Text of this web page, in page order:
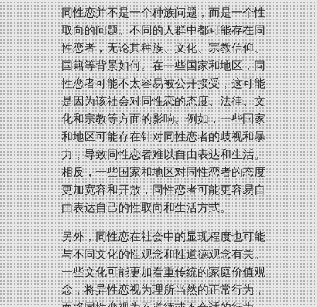
同性恋并不是一个种族问题，而是一个性
取向的问题。不同的人群中都可能存在同
性恋者，无论其种族、文化、宗教信仰、
国籍等背景如何。在一些国家和地区，同
性恋者可能不太容易被公开接受，这可能
是因为该社会对同性恋的态度、法律、文
化和宗教等方面的影响。例如，一些国家
和地区可能存在针对同性恋者的歧视和暴
力，导致同性恋者难以自由表达和生活。
相反，一些国家和地区对同性恋者的态度
更加宽容和开放，同性恋者可能更容易自
由表达自己的性取向和生活方式。
另外，同性恋在社会中的显现程度也可能
与不同文化的性观念和性道德观念有关。
一些文化可能更加看重传统的家庭价值观
念，将异性恋视为理所当然的正常行为，